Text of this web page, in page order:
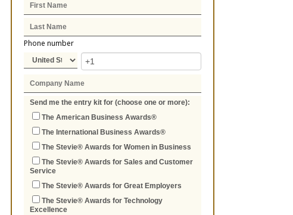
Phone number
Send me the entry kit for (choose one or more):
The American Business Awards®
The International Business Awards®
The Stevie® Awards for Women in Business
The Stevie® Awards for Sales and Customer
Service
The Stevie® Awards for Great Employers
The Stevie® Awards for Technology
Excellence